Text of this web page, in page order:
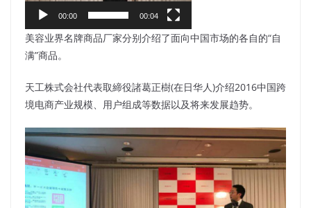
ー
00:00 00:04
美容业界名牌商品厂家分别介绍了面向中国市场的各自的“自
满”商品。
天工株式会社代表取締役諸葛正樹(在日华人)介绍2016中国跨
境电商产业规模、用户组成等数据以及将来发展趋势。